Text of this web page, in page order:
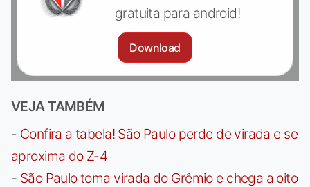
gratuita para android!
Download
VEJA TAMBÉM
- Confira a tabela! São Paulo perde de virada e se
aproxima do Z-4
- São Paulo toma virada do Grêmio e chega a oito